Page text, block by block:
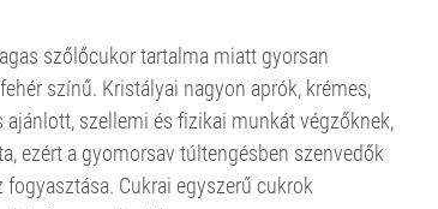
szőlőcukor tartalma miatt gyorsan
színű. Kristályai nagyon aprók, krémes,
szellemi és fizikai munkát végzőknek,
ezért a gyomorsav túltengésben szenvedők
Cukrai egyszerű cukrok